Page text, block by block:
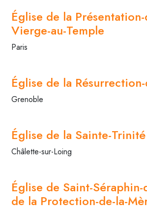
Église de la
Vierge-au-Temple
Paris
Église de la
Grenoble
Église de la Sainte-Trinité
Châlette-sur-Loing
Église de Saint-
de la Protection-de-la-